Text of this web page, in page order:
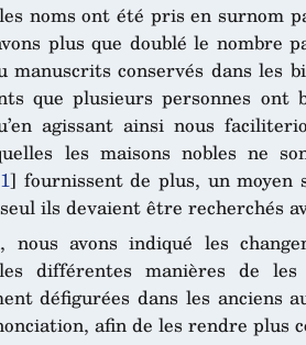
noms ont été pris en surnom
plus que doublé le nombre
manuscrits conservés dans les
que plusieurs personnes ont
agissant ainsi nous
les maisons nobles ne
] fournissent de plus, un moyen
ils devaient être recherchés
avons indiqué les
différentes manières de les
défigurées dans les anciens
afin de les rendre plus